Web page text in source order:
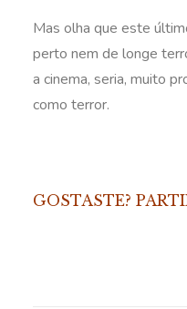
Mas olha que este
perto nem de longe
a cinema, seria, muito
como terror.
GOSTASTE?